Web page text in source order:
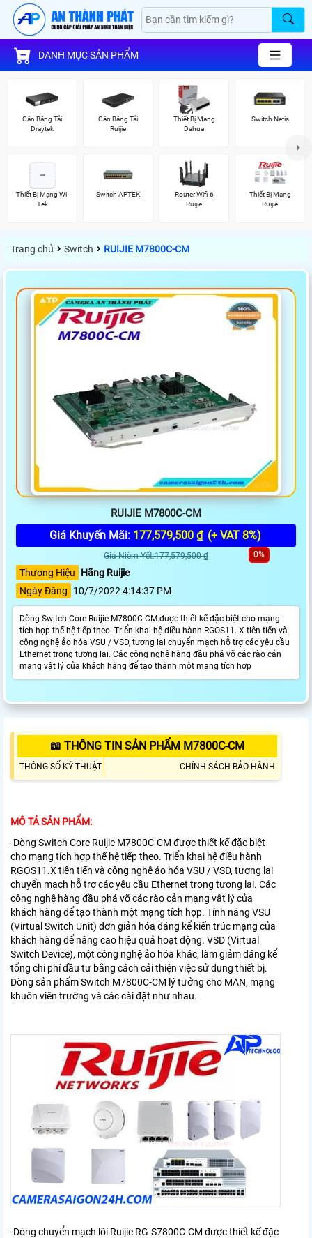
DANH MỤC SẢN PHẨM
Cân Bằng Tải
Draytek
Cân Bằng Tải
Ruijie
Thiết Bị Mạng
Dahua
Switch Netis
Thiết Bị Mạng Wi-
Tek
Switch APTEK
Router Wifi 6
Ruijie
Thiết Bị Mạng
Ruijie
Trang chủ › Switch › RUIJIE M7800C-CM
RUIJIE M7800C-CM
Giá Khuyến Mãi: 177,579,500 ₫ (+ VAT 8%)
Giá Niêm Yết:177,579,500 ₫ 0%
Thương Hiệu
Hãng Ruijie
Ngày Đăng
10/7/2022 4:14:37 PM
Dòng Switch Core Ruijie M7800C-CM được thiết kế đặc biệt cho mạng
tích hợp thế hệ tiếp theo. Triển khai hệ điều hành RGOS11. X tiên tiến và
công nghệ ảo hóa VSU / VSD, tương lai chuyển mạch hỗ trợ các yêu cầu
Ethernet trong tương lai. Các công nghệ hàng đầu phá vỡ các rào cản
mạng vật lý của khách hàng để tạo thành một mạng tích hợp
📖 THÔNG TIN SẢN PHẨM M7800C-CM
THÔNG SỐ KỸ THUẬT CHÍNH SÁCH BẢO HÀNH
MÔ TẢ SẢN PHẨM:
-Dòng Switch Core Ruijie M7800C-CM được thiết kế đặc biệt
cho mạng tích hợp thế hệ tiếp theo. Triển khai hệ điều hành
RGOS11.X tiên tiến và công nghệ ảo hóa VSU / VSD, tương lai
chuyển mạch hỗ trợ các yêu cầu Ethernet trong tương lai. Các
công nghệ hàng đầu phá vỡ các rào cản mạng vật lý của
khách hàng để tạo thành một mạng tích hợp. Tính năng VSU
(Virtual Switch Unit) đơn giản hóa đáng kể kiến ​​trúc mạng của
khách hàng để nâng cao hiệu quả hoạt động. VSD (Virtual
Switch Device), một công nghệ ảo hóa khác, làm giảm đáng kể
tổng chi phí đầu tư bằng cách cải thiện việc sử dụng thiết bị.
Dòng sản phẩm Switch M7800C-CM lý tưởng cho MAN, mạng
khuôn viên trường và các cài đặt như nhau.
-Dòng chuyển mạch lõi Ruijie RG-S7800C-CM được thiết kế đặc